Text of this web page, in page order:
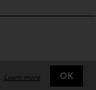
Learn more OK